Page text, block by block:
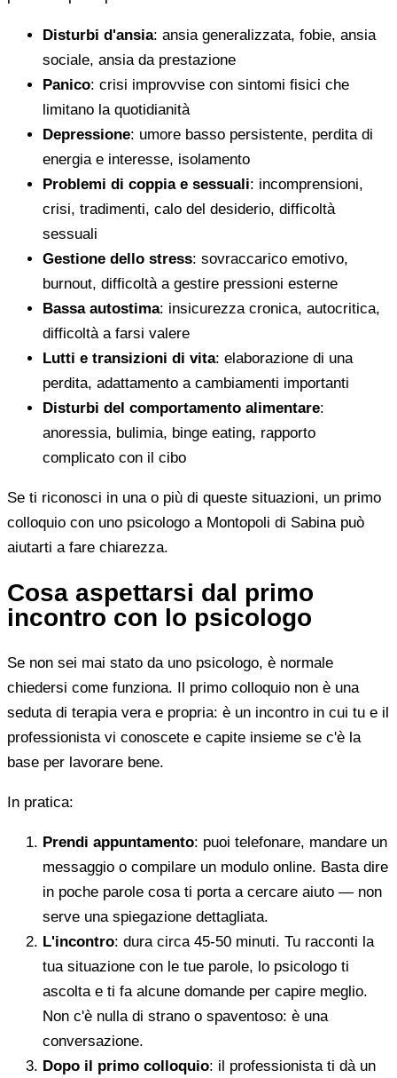
Disturbi d'ansia: ansia generalizzata, fobie, ansia
sociale, ansia da prestazione
Panico: crisi improvvise con sintomi fisici che
limitano la quotidianità
Depressione: umore basso persistente, perdita di
energia e interesse, isolamento
Problemi di coppia e sessuali: incomprensioni,
crisi, tradimenti, calo del desiderio, difficoltà
sessuali
Gestione dello stress: sovraccarico emotivo,
burnout, difficoltà a gestire pressioni esterne
Bassa autostima: insicurezza cronica, autocritica,
difficoltà a farsi valere
Lutti e transizioni di vita: elaborazione di una
perdita, adattamento a cambiamenti importanti
Disturbi del comportamento alimentare:
anoressia, bulimia, binge eating, rapporto
complicato con il cibo
Se ti riconosci in una o più di queste situazioni, un primo
colloquio con uno psicologo a Montopoli di Sabina può
aiutarti a fare chiarezza.
Cosa aspettarsi dal primo
incontro con lo psicologo
Se non sei mai stato da uno psicologo, è normale
chiedersi come funziona. Il primo colloquio non è una
seduta di terapia vera e propria: è un incontro in cui tu e il
professionista vi conoscete e capite insieme se c'è la
base per lavorare bene.
In pratica:
Prendi appuntamento: puoi telefonare, mandare un
messaggio o compilare un modulo online. Basta dire
in poche parole cosa ti porta a cercare aiuto — non
serve una spiegazione dettagliata.
L'incontro: dura circa 45-50 minuti. Tu racconti la
tua situazione con le tue parole, lo psicologo ti
ascolta e ti fa alcune domande per capire meglio.
Non c'è nulla di strano o spaventoso: è una
conversazione.
Dopo il primo colloquio: il professionista ti dà un